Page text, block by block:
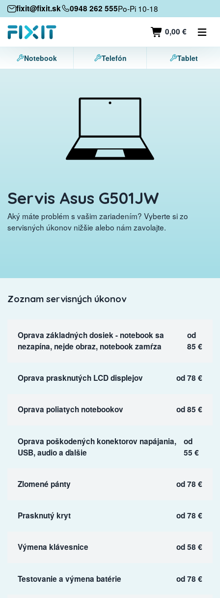
fixit@fixit.sk 0948 262 555Po-Pi 10-18
0,00 €
Mobilné zariadenia
Mobilné telefóny
Tablety
Notebook Telefón Tablet
Servis Asus G501JW
Aký máte problém s vašim zariadením? Vyberte si zo
servisných úkonov nižšie alebo nám zavolajte.
Zoznam servisných úkonov
Oprava základných dosiek - notebook sa
nezapína, nejde obraz, notebook zamŕza
od
85 €
Oprava prasknutých LCD displejov od 78 €
Oprava poliatych notebookov od 85 €
Oprava poškodených konektorov napájania,
USB, audio a ďalšie
od
55 €
Zlomené pánty od 78 €
Prasknutý kryt od 78 €
Výmena klávesnice od 58 €
Testovanie a výmena batérie od 78 €